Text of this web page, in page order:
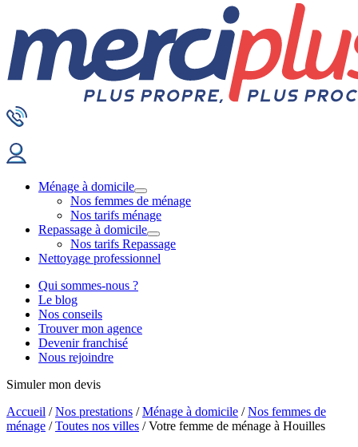
Ménage à domicile
Nos femmes de ménage
Nos tarifs ménage
Repassage à domicile
Nos tarifs Repassage
Nettoyage professionnel
Qui sommes-nous ?
Le blog
Nos conseils
Trouver mon agence
Devenir franchisé
Nous rejoindre
Simuler mon devis
Accueil /Nos prestations /Ménage à domicile /Nos femmes de
ménage /Toutes nos villes /Votre femme de ménage à Houilles